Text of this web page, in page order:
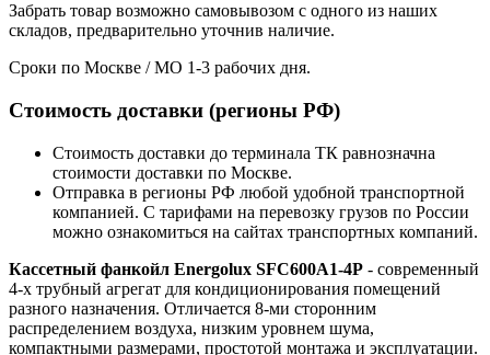
Забрать товар возможно самовывозом с одного из наших
складов, предварительно уточнив наличие.
Сроки по Москве / МО 1-3 рабочих дня.
Стоимость доставки (регионы РФ)
Стоимость доставки до терминала ТК равнозначна
стоимости доставки по Москве.
Отправка в регионы РФ любой удобной транспортной
компанией. С тарифами на перевозку грузов по России
можно ознакомиться на сайтах транспортных компаний.
Кассетный фанкойл Energolux SFC600A1-4P - современный
4-х трубный агрегат для кондиционирования помещений
разного назначения. Отличается 8-ми сторонним
распределением воздуха, низким уровнем шума,
компактными размерами, простотой монтажа и эксплуатации.